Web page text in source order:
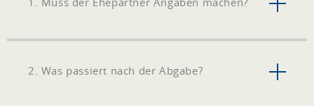
2. Was passiert nach der Abgabe?